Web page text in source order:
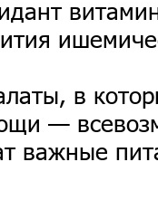
в
—
важные